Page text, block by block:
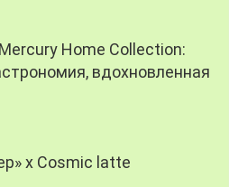
Home Collection:
вдохновленная
х Cosmic latte